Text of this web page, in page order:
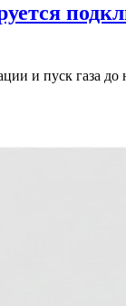
и пуск газа